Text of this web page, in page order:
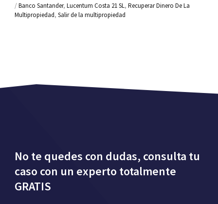
/Banco Santander, Lucentum Costa 21 SL, Recuperar Dinero De La
Multipropiedad, Salir de la multipropiedad
No te quedes con dudas, consulta tu
caso con un experto totalmente
GRATIS